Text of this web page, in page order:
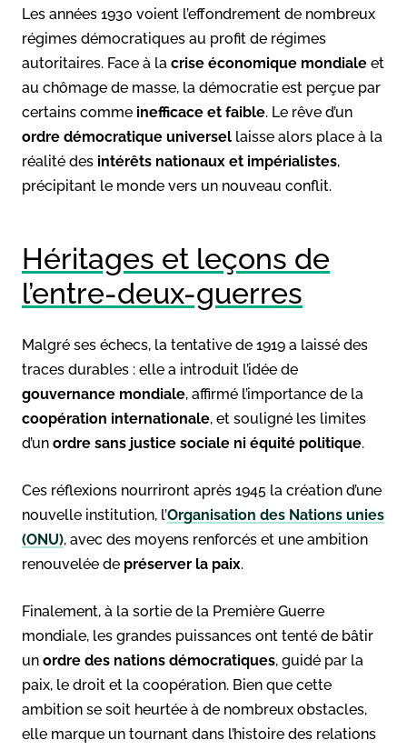
Les années 1930 voient l’effondrement de nombreux
régimes démocratiques au profit de régimes
autoritaires. Face à la crise économique mondiale et
au chômage de masse, la démocratie est perçue par
certains comme inefficace et faible. Le rêve d’un
ordre démocratique universel laisse alors place à la
réalité des intérêts nationaux et impérialistes,
précipitant le monde vers un nouveau conflit.
Héritages et leçons de
l’entre-deux-guerres
Malgré ses échecs, la tentative de 1919 a laissé des
traces durables : elle a introduit l’idée de
gouvernance mondiale, affirmé l’importance de la
coopération internationale, et souligné les limites
d’un ordre sans justice sociale ni équité politique.
Ces réflexions nourriront après 1945 la création d’une
nouvelle institution, l’Organisation des Nations unies
(ONU), avec des moyens renforcés et une ambition
renouvelée de préserver la paix.
Finalement, à la sortie de la Première Guerre
mondiale, les grandes puissances ont tenté de bâtir
un ordre des nations démocratiques, guidé par la
paix, le droit et la coopération. Bien que cette
ambition se soit heurtée à de nombreux obstacles,
elle marque un tournant dans l’histoire des relations